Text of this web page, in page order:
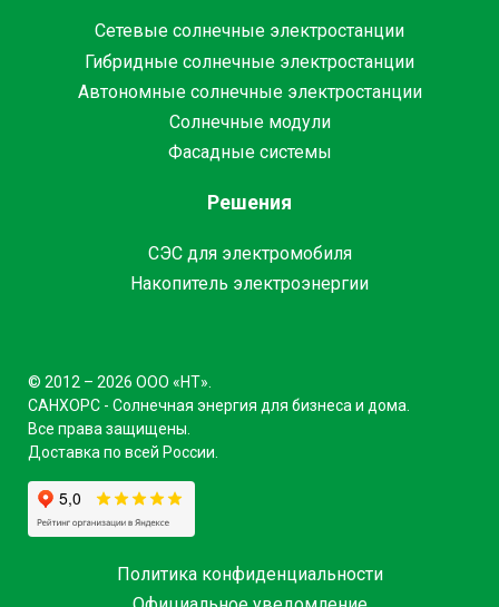
Сетевые солнечные электростанции
Гибридные солнечные электростанции
Автономные солнечные электростанции
Солнечные модули
Фасадные системы
Решения
СЭС для электромобиля
Накопитель электроэнергии
© 2012 – 2026 ООО «НТ».
САНХОРС - Солнечная энергия для бизнеса и дома.
Все права защищены.
Доставка по всей России.
Политика конфиденциальности